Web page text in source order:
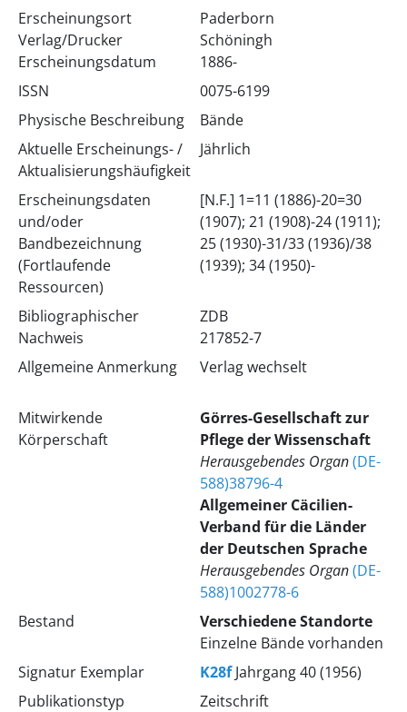
Erscheinungsort
Verlag/Drucker
Erscheinungsdatum
Paderborn
Schöningh
1886-
ISSN
0075-6199
Physische Beschreibung
Bände
Aktuelle Erscheinungs- /
Aktualisierungshäufigkeit
Jährlich
Erscheinungsdaten
und/oder
Bandbezeichnung
(Fortlaufende
Ressourcen)
[N.F.] 1=11 (1886)-20=30
(1907); 21 (1908)-24 (1911);
25 (1930)-31/33 (1936)/38
(1939); 34 (1950)-
Bibliographischer
Nachweis
ZDB
217852-7
Allgemeine Anmerkung
Verlag wechselt
Mitwirkende
Körperschaft
Görres-Gesellschaft zur
Pflege der Wissenschaft
Herausgebendes Organ(DE-
588)38796-4
Allgemeiner Cäcilien-
Verband für die Länder
der Deutschen Sprache
Herausgebendes Organ(DE-
588)1002778-6
Bestand
Verschiedene Standorte
Einzelne Bände vorhanden
Signatur Exemplar
K28f Jahrgang 40 (1956)
Publikationstyp
Zeitschrift